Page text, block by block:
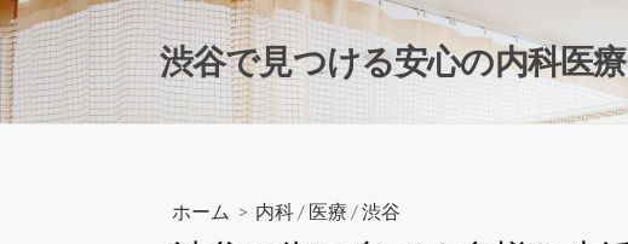
コ
ン
テ
ン
渋谷で見つける安心の内科医
ホーム > 内科 / 医療 /渋谷